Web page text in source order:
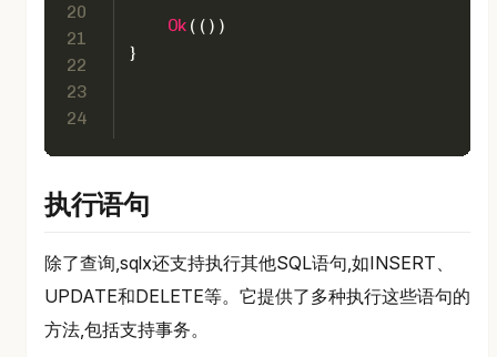
20
21
22
23
24
Ok (())
}
执行语句
除了查询,sqlx还支持执行其他SQL语句,如INSERT、
UPDATE和DELETE等。它提供了多种执行这些语句的
方法,包括支持事务。